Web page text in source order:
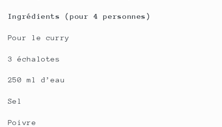
Ingrédients (pour 4 personnes)
Pour le curry
3 échalotes
250 ml d’eau
Sel
Poivre